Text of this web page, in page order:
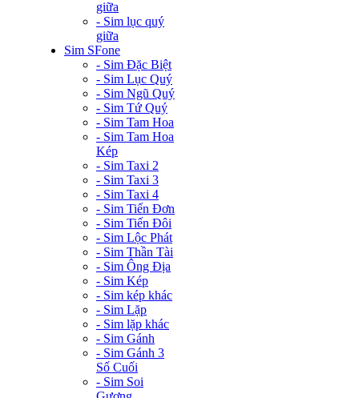
giữa
- Sim lục quý
giữa
Sim SFone
- Sim Đặc Biệt
- Sim Lục Quý
- Sim Ngũ Quý
- Sim Tứ Quý
- Sim Tam Hoa
- Sim Tam Hoa
Kép
- Sim Taxi 2
- Sim Taxi 3
- Sim Taxi 4
- Sim Tiến Đơn
- Sim Tiến Đôi
- Sim Lộc Phát
- Sim Thần Tài
- Sim Ông Địa
- Sim Kép
- Sim kép khác
- Sim Lặp
- Sim lặp khác
- Sim Gánh
- Sim Gánh 3
Số Cuối
- Sim Soi